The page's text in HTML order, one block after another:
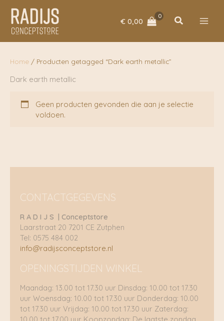
naar
inhoud
€ 0,00 Zoeken
Home / Producten getagged “Dark earth metallic”
Dark earth metallic
Geen producten gevonden die aan je selectie
voldoen.
CONTACTGEGEVENS
R A D I J S | Conceptstore
Laarstraat 20 7201 CE Zutphen
Tel: 0575 484 002
info@radijsconceptstore.nl
OPENINGSTIJDEN WINKEL
Maandag: 13.00 tot 17.30 uur Dinsdag: 10.00 tot 17.30
uur Woensdag: 10.00 tot 17.30 uur Donderdag: 10.00
tot 17.30 uur Vrijdag: 10.00 tot 17.30 uur Zaterdag: